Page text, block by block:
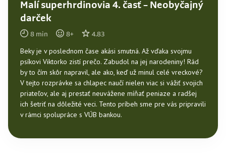
Malí superhrdinovia 4. časť – Neobyčajný
darček
8 min 8+ 4.83
Beky je v poslednom čase akási smutná. Až vďaka svojmu
psíkovi Viktorko zistí prečo. Zabudol na jej narodeniny! Rád
by to čím skôr napravil, ale ako, keď už minul celé vreckové?
V tejto rozprávke sa chlapec naučí nielen viac si vážiť svojich
priateľov, ale aj prestať neuvážene míňať peniaze a radšej
ich šetriť na dôležité veci. Tento príbeh sme pre vás pripravili
v rámci spolupráce s VÚB bankou.